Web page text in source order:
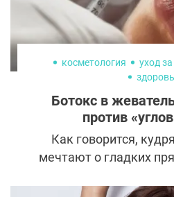
косметология уход
Ботокс в
против
Как говорится,
мечтают о гладких
сказать можно о